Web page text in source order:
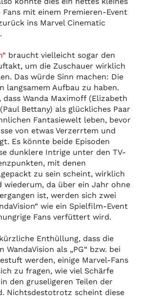
mit einem Premieren-Event
ins Marvel Cinematic
braucht vielleicht sogar den
um die Zuschauer wirklich
Das würde Sinn machen: Die
langsamem Aufbau zu haben.
Wanda Maximoff (Elizabeth
Bettany) als glückliches Paar
Fantasiewelt leben, bevor
von etwas Verzerrtem und
Es könnte beide Episoden
dunklere Intrige unter den TV-
mit denen
zu sein scheint, wirklich
wiederum, da über ein Jahr ohne
ist, werden sich zwei
wie ein Spielfilm-Event
Fans verfüttert wird.
Enthüllung, dass die
WandaVision als „PG“ bzw. bei
werden, einige Marvel-Fans
zu fragen, wie viel Schärfe
den gruseligeren Teilen der
Nichtsdestotrotz scheint diese